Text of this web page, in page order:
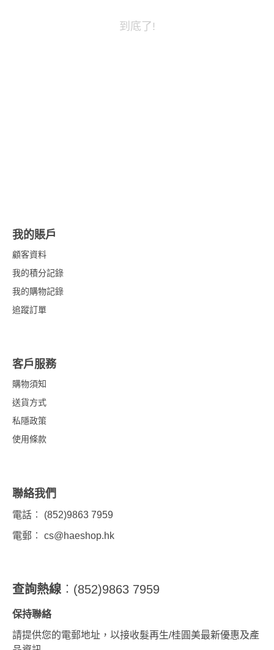
到底了!
我的賬戶
顧客資料
我的積分記錄
我的購物記錄
追蹤訂單
客戶服務
購物須知
送貨方式
私隱政策
使用條款
聯絡我們
電話︰ (852)9863 7959
電郵︰ cs@haeshop.hk
查詢熱線 ︰(852)9863 7959
保持聯絡
請提供您的電郵地址，以接收髮再生/桂圓美最新優惠及產